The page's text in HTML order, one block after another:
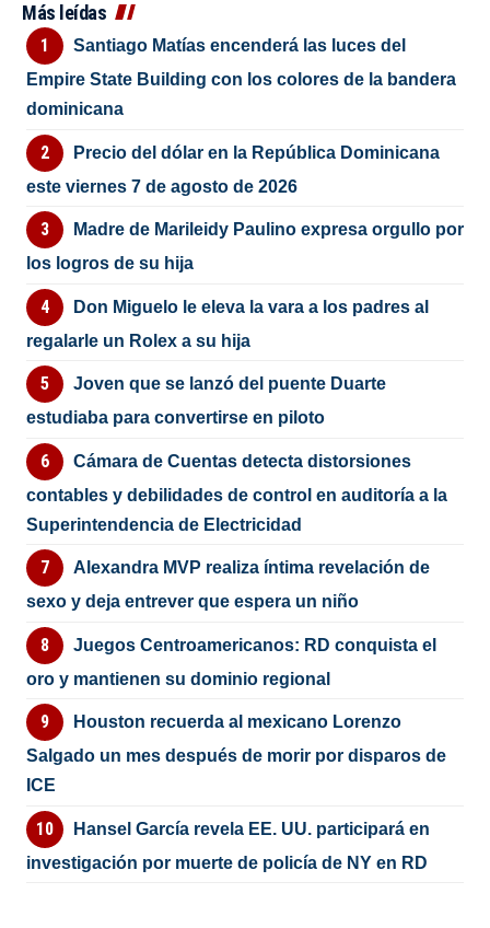
Más leídas
Santiago Matías encenderá las luces del
Empire State Building con los colores de la bandera
dominicana
Precio del dólar en la República Dominicana
este viernes 7 de agosto de 2026
Madre de Marileidy Paulino expresa orgullo por
los logros de su hija
Don Miguelo le eleva la vara a los padres al
regalarle un Rolex a su hija
Joven que se lanzó del puente Duarte
estudiaba para convertirse en piloto
Cámara de Cuentas detecta distorsiones
contables y debilidades de control en auditoría a la
Superintendencia de Electricidad
Alexandra MVP realiza íntima revelación de
sexo y deja entrever que espera un niño
Juegos Centroamericanos: RD conquista el
oro y mantienen su dominio regional
Houston recuerda al mexicano Lorenzo
Salgado un mes después de morir por disparos de
ICE
Hansel García revela EE. UU. participará en
investigación por muerte de policía de NY en RD